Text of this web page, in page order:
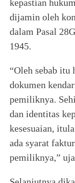
kepastian
dijamin oleh
dalam Pasal
1945.
“Oleh sebab itu
dokumen
pemiliknya.
dan identitas
kesesuaian,
ada syarat
pemiliknya,”